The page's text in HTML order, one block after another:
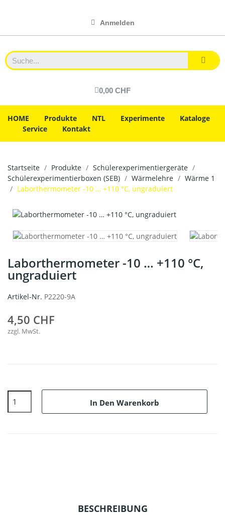
Anmelden
0,00 CHF
HOME Produkte NTL Experimente
Kataloge
Service
Kontakt
Startseite Produkte
Schülerexperimentiergeräte
Schülerexperimentierboxen (SEB)
Wärmelehre
Wärme 1
Laborthermometer -10 … +110 °C, ungraduiert
Laborthermometer -10 … +110 °C,
ungraduiert
Artikel-Nr. P2220-9A
4,50 CHF
zzgl. MwSt.
In Den Warenkorb
BESCHREIBUNG